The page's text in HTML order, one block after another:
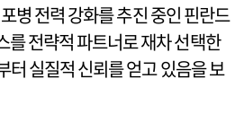
병 전력 강화를 추진 중인 핀란드
를 전략적 파트너로 재차 선택한
터 실질적 신뢰를 얻고 있음을 보